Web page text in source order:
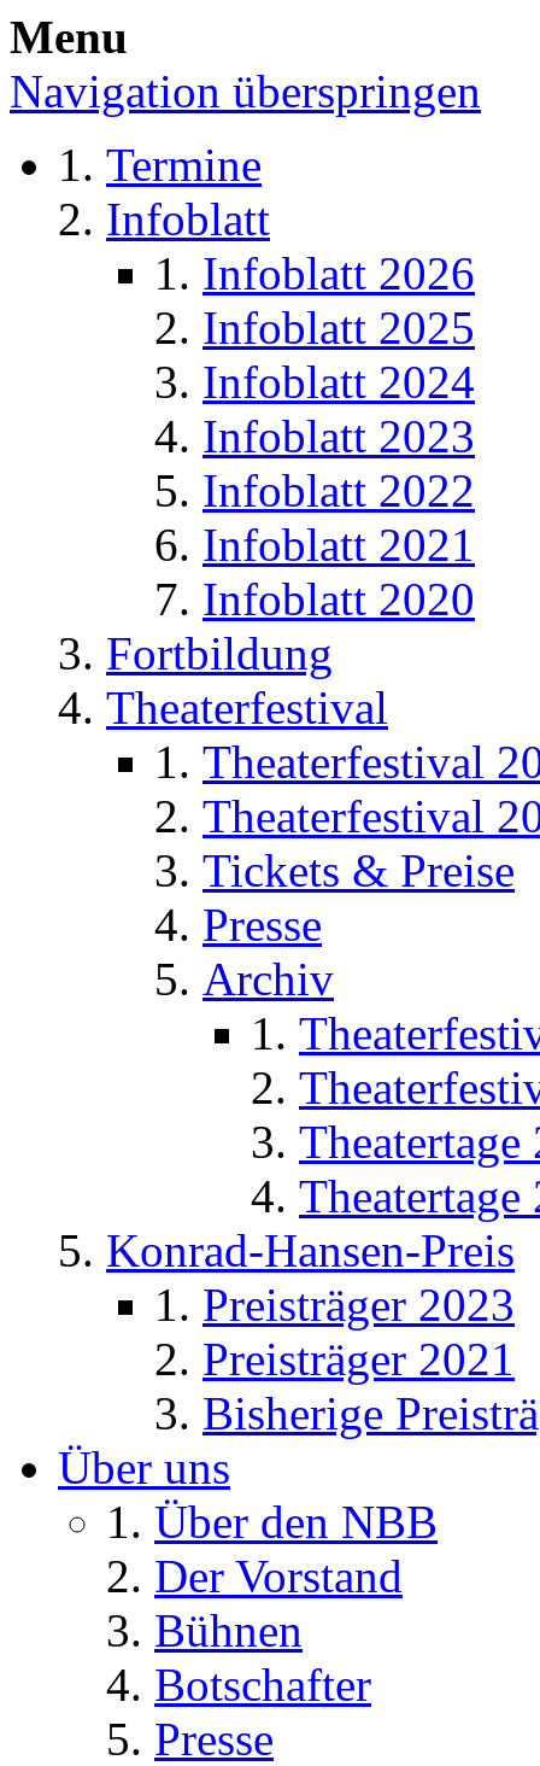
Menu
Navigation überspringen
Termine
Infoblatt
Infoblatt 2026
Infoblatt 2025
Infoblatt 2024
Infoblatt 2023
Infoblatt 2022
Infoblatt 2021
Infoblatt 2020
Fortbildung
Theaterfestival
Theaterfestival
Theaterfestival
Tickets & Preise
Presse
Archiv
Theatertage
Theatertage
Konrad-Hansen-Preis
Preisträger 2023
Preisträger 2021
Bisherige
Über uns
Über den NBB
Der Vorstand
Bühnen
Botschafter
Presse